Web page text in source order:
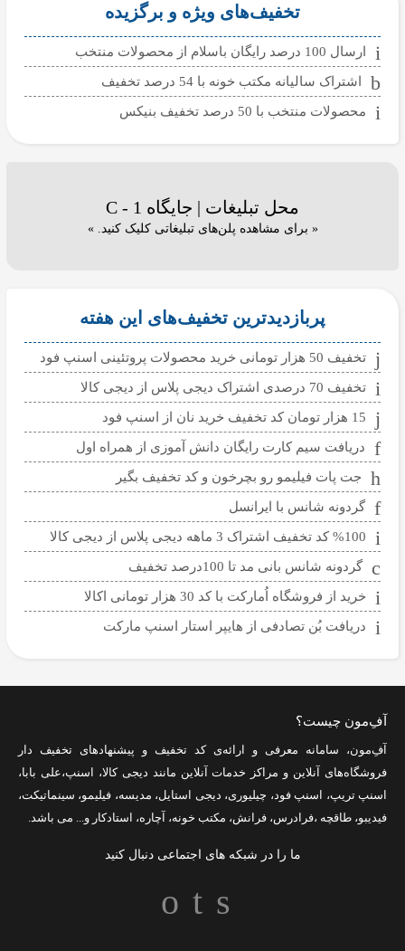
تخفیف‌های ویژه و برگزیده
ارسال 100 درصد رایگان باسلام از محصولات منتخب
اشتراک سالیانه مکتب خونه با 54 درصد تخفیف
محصولات منتخب با 50 درصد تخفیف بنیکس
محل تبلیغات | جایگاه C - 1
« برای مشاهده پلن‌های تبلیغاتی کلیک کنید. »
پربازدیدترین تخفیف‌های این هفته
تخفیف 50 هزار تومانی خرید محصولات پروتئینی اسنپ فود
تخفیف 70 درصدی اشتراک دیجی پلاس از دیجی کالا
15 هزار تومان کد تخفیف خرید نان از اسنپ فود
دریافت سیم کارت رایگان دانش آموزی از همراه اول
جت پات فیلیمو رو بچرخون و کد تخفیف بگیر
گردونه شانس با ایرانسل
%100 کد تخفیف اشتراک 3 ماهه دیجی پلاس از دیجی کالا
گردونه شانس بانی مد تا 100درصد تخفیف
خرید از فروشگاه اُمارکت با کد 30 هزار تومانی اکالا
دریافت بُن تصادفی از هایپر استار اسنپ مارکت
آفِ‌مون چیست؟
آفِ‌مون، سامانه معرفی و ارائه‌یکد تخفیف و پیشنهادهای تخفیف دار
فروشگاه‌های آنلاین و مراکز خدمات آنلاین مانند دیجی کالا، اسنپ،علی بابا،
اسنپ تریپ، اسنپ فود ، چیلیوری، دیجی استایل، مدیسه، فیلیمو، سینماتیکت،
فیدیبو، طاقچه ،فرادرس، فرانش، مکتب خونه، آچاره، استادکار و... می باشد.
ما را در شبکه های اجتماعی دنبال کنید